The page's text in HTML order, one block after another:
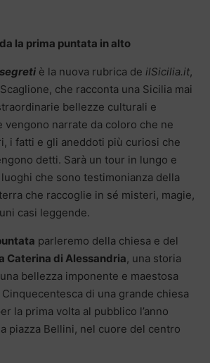
la prima puntata in alto
è la nuova rubrica de ilSicilia.it,
che racconta una Sicilia mai
bellezze culturali e
vengono narrate da coloro che ne
i fatti e gli aneddoti più curiosi che
detti. Sarà un tour in lungo e
che sono testimonianza della
che raccoglie in sé misteri, magie,
casi leggende.
parleremo della chiesa e del
Caterina di Alessandria, una storia
bellezza imponente e maestosa
di una grande chiesa
la prima volta al pubblico l’anno
piazza Bellini, nel cuore del centro